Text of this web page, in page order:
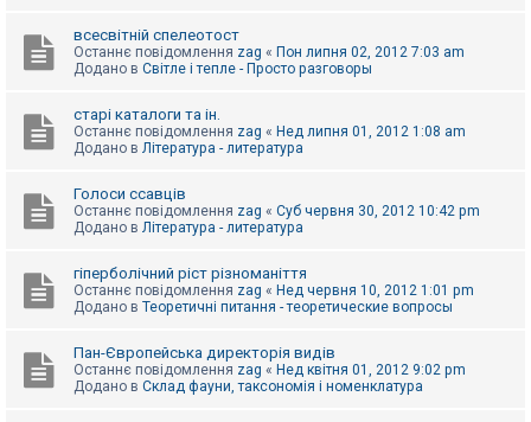
всесвітній спелеотост
Останнє повідомлення zag « Пон липня 02, 2012 7:03 am
Додано в Світле і тепле - Просто разговоры
старі каталоги та ін.
Останнє повідомлення zag « Нед липня 01, 2012 1:08 am
Додано в Література - литература
Голоси ссавців
Останнє повідомлення zag « Суб червня 30, 2012 10:42 pm
Додано в Література - литература
гіперболічний ріст різноманіття
Останнє повідомлення zag « Нед червня 10, 2012 1:01 pm
Додано в Теоретичні питання - теоретические вопросы
Пан-Європейська директорія видів
Останнє повідомлення zag « Нед квітня 01, 2012 9:02 pm
Додано в Склад фауни, таксономія і номенклатура